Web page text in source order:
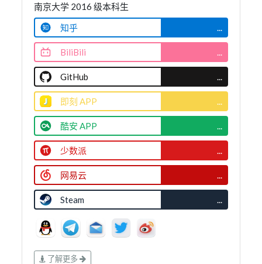
南京大学 2016 级本科生
知乎
...
BiliBili ...
GitHub ...
即刻 APP ...
酷安 APP ...
少数派 ...
网易云 ...
Steam ...
了解更多